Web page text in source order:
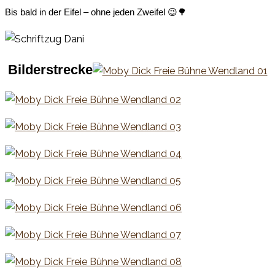
Bis bald in der Eifel – ohne jeden Zweifel 😉🌳
Bilderstrecke